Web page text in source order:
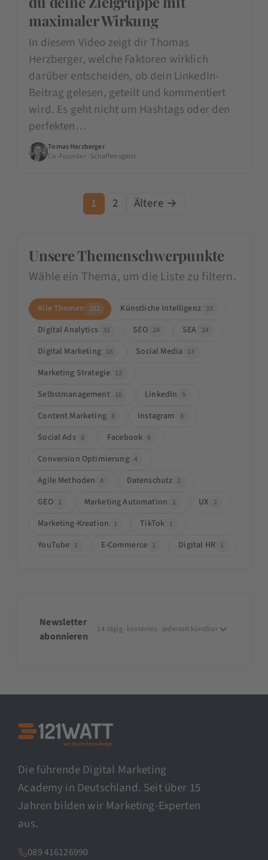
maximaler Wirkung
In diesem Video zeigt dir Thomas
Herzberger, welche Faktoren wirklich
darüber entscheiden, ob dein LinkedIn-
Beitrag gelesen, geteilt und kommentiert
wird. Es geht nicht um Hashtags oder den
perfekten…
Tomas Herzberger
Co-Founder · Schaffensgeist
1 2 Ältere →
Unsere Themenschwerpunkte
Wähle ein Thema, um die Liste zu filtern.
Alle Themen 152 Künstliche Intelligenz 33
Digital Analytics 32 SEO 24 SEA 24
Digital Marketing 16 Social Media 13
Marketing Strategie 12
Selbstmanagement 10 LinkedIn 9
Content Marketing 8 Instagram 8
Social Ads 8 Facebook 6
Conversion Optimierung 4
Agile Methoden 4 Datenschutz 2
GEO 2 Marketing Automation 2 UX 2
Marketing-Kreation 1 TikTok 1
YouTube 1 E-Commerce 1 Digital HR 1
Newsletter
abonnieren
14-tägig · kostenlos · jederzeit kündbar
Die führende Digital Marketing
Academy in Deutschland. Seit über 15
Jahren bilden wir Marketing-Experten
aus.
089 416126990